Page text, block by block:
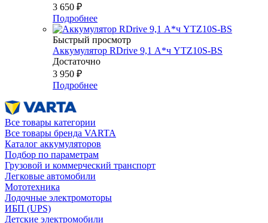
3 650 ₽
Подробнее
Быстрый просмотр
Аккумулятор RDrive 9,1 А*ч YTZ10S-BS
Достаточно
3 950 ₽
Подробнее
Все товары категории
Все товары бренда VARTA
Каталог аккумуляторов
Подбор по параметрам
Грузовой и коммерческий транспорт
Легковые автомобили
Мототехника
Лодочные электромоторы
ИБП (UPS)
Детские электромобили